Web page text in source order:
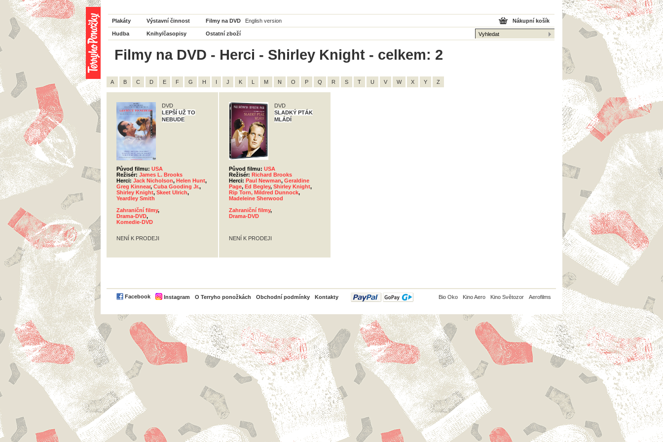
Plakáty Výstavní činnost Filmy na DVD English version
Hudba Knihy/časopisy Ostatní zboží
Nákupní košík
Filmy na DVD - Herci - Shirley Knight - celkem: 2
A B C D E F G H I J K L M N O P Q R S T U V W X Y Z
DVD
LEPŠÍ UŽ TO
NEBUDE
Původ filmu: USA
Režisér: James L. Brooks
Herci: Jack Nicholson, Helen Hunt,
Greg Kinnear, Cuba Gooding Jr.,
Shirley Knight, Skeet Ulrich,
Yeardley Smith
Zahraniční filmy,
Drama-DVD,
Komedie-DVD
NENÍ K PRODEJI
DVD
SLADKÝ PTÁK
MLÁDÍ
Původ filmu: USA
Režisér: Richard Brooks
Herci: Paul Newman, Geraldine
Page, Ed Begley, Shirley Knight,
Rip Torn, Mildred Dunnock,
Madeleine Sherwood
Zahraniční filmy,
Drama-DVD
NENÍ K PRODEJI
Facebook Instagram O Terryho ponožkách Obchodní podmínky Kontakty
PayPal Bio Oko Kino Aero Kino Světozor Aerofilms